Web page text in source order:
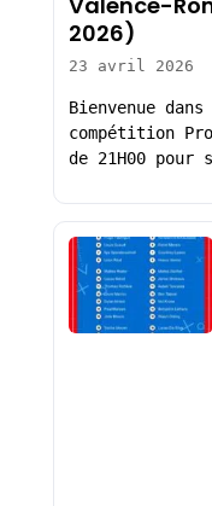
2026)
23 avril 2026
Bienvenue
compétition
de 21H00 pour